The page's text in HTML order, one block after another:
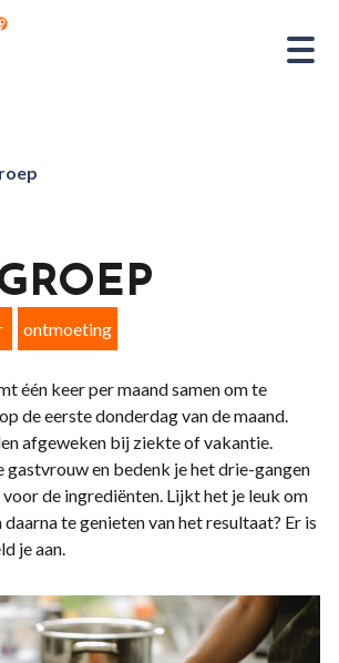
ontmoeting
één keer per maand samen om te
de eerste donderdag van de maand.
afgeweken bij ziekte of vakantie.
gastvrouw en bedenk je het drie-gangen
de ingrediënten. Lijkt het je leuk om
te genieten van het resultaat? Er is
je aan.